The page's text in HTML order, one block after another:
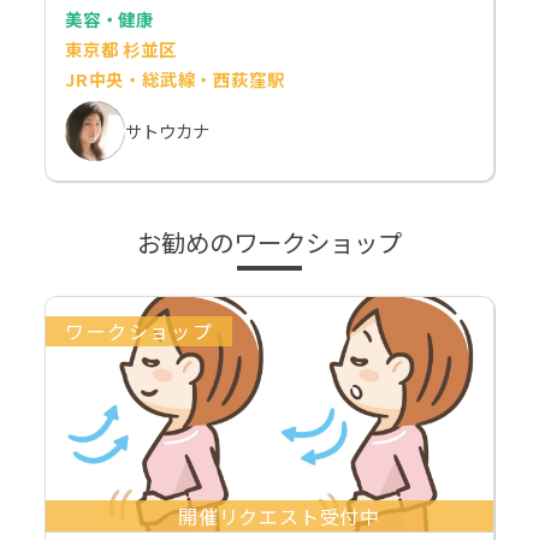
美容・健康
東京都 杉並区
JR中央・総武線・西荻窪駅
サトウカナ
お勧めのワークショップ
ワークショップ
開催リクエスト受付中